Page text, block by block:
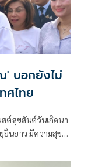
' บอกยังไม่
ศไทย
ต์สุขสันต์วันเกิดนา
นยาว มีความสุข